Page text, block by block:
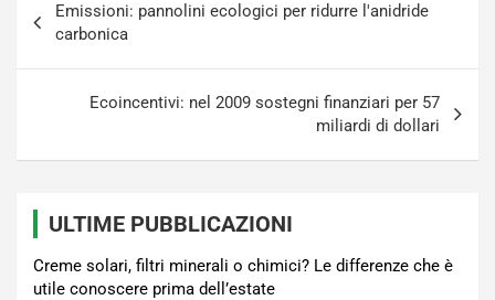
articoli
Emissioni: pannolini ecologici per ridurre l'anidride
carbonica
Ecoincentivi: nel 2009 sostegni finanziari per 57
miliardi di dollari
ULTIME PUBBLICAZIONI
Creme solari, filtri minerali o chimici? Le differenze che è
utile conoscere prima dell’estate